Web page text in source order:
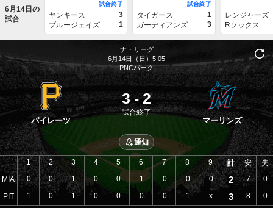
6月14日の
試合
試合終了
ヤンキース
3
ブルージェイズ
1
試合終了
タイガース
1
ガーディアンズ
3
レンジャーズ
Rソックス
ナ・リーグ
6月14日（日）5:05
PNCパーク
パイレーツ
3 - 2
試合終了
マーリンズ
通知
MIA
PIT
1 2 3 4 5 6 7 8
9
0
0 1 0 0 1 0 0
0
1
0 1 0 0 0 0 1 x
計 安 失
2 7 0
3 8 0